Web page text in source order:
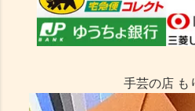
手芸の店 も